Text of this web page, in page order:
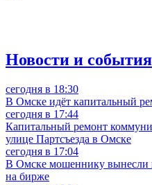
Новости и события
сегодня в 18:30
В Омске идёт капитальный
сегодня в 17:44
Капитальный ремонт
улице Партсъезда в Омске
сегодня в 17:04
В Омске мошеннику вынесли
на бирже